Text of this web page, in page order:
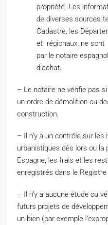
propriété. Les
de diverses sources
Cadastre, les
et régionaux, ne sont
par le notaire
d’achat.
– Le notaire ne vérifie pas
un ordre de démolition ou
construction.
– Il n’y a un contrôle sur
urbanistiques dès lors ou la
Espagne, les frais et les
enregistrés dans le
– Il n’y a aucune étude ou
futurs projets de
un bien (par exemple